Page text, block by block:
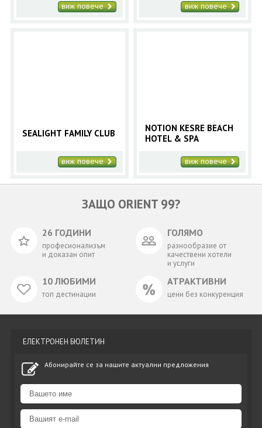
виж повече виж повече
SEALIGHT FAMILY CLUB
виж повече
NOTION KESRE BEACH
HOTEL & SPA
виж повече
ЗАЩО ORIENT 99?
26 ГОДИНИ
професионализъм
и доказан опит
ГОЛЯМО
разнообразие от
качествени хотели
и услуги
10 ЛЮБИМИ
топ дестинации
АТРАКТИВНИ
цени без конкуренция
ЕЛЕКТРОНЕН БЮЛЕТИН
Абонирайте се за нашите актуални предложения